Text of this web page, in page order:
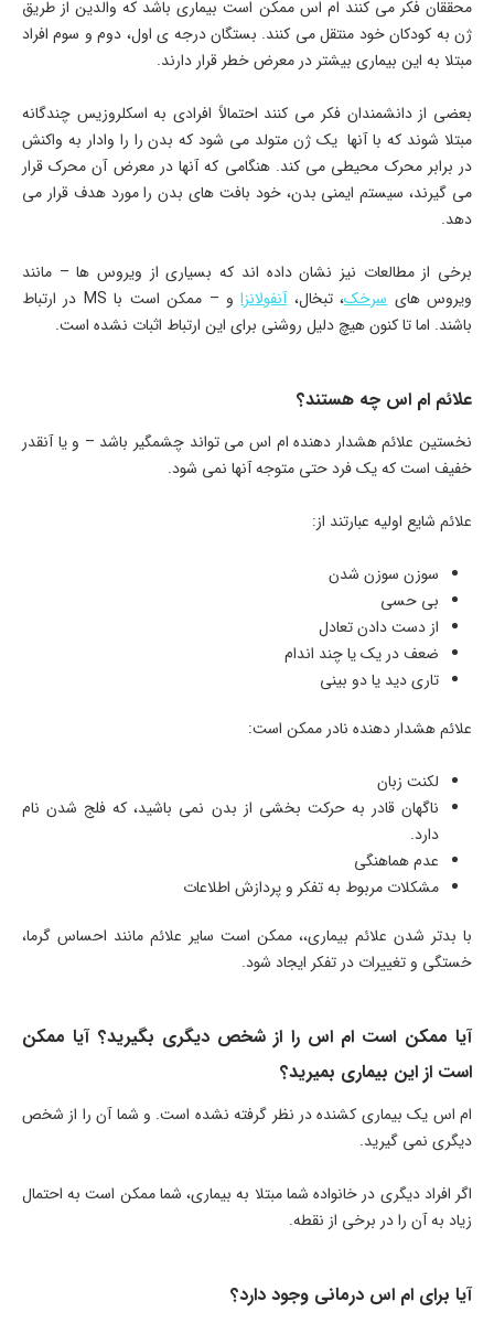
محققان فکر می کنند ام اس ممکن است بیماری باشد که والدین از طریق
ژن به کودکان خود منتقل می کنند. بستگان درجه ی اول، دوم و سوم افراد
مبتلا به این بیماری بیشتر در معرض خطر قرار دارند.
بعضی از دانشمندان فکر می کنند احتمالاً افرادی به اسکلروزیس چندگانه
مبتلا شوند که با آنها یک ژن متولد می شود که بدن را را وادار به واکنش
در برابر محرک محیطی می کند. هنگامی که آنها در معرض آن محرک قرار
می گیرند، سیستم ایمنی بدن، خود بافت های بدن را مورد هدف قرار می
دهد.
برخی از مطالعات نیز نشان داده اند که بسیاری از ویروس ها – مانند
ویروس هایسرخک، تبخال،آنفولانزا
و – ممکن است با MS در ارتباط
باشند. اما تا کنون هیچ دلیل روشنی برای این ارتباط اثبات نشده است.
علائم ام اس چه هستند؟
نخستین علائم هشدار دهنده ام اس می تواند چشمگیر باشد – و یا آنقدر
خفیف است که یک فرد حتی متوجه آنها نمی شود.
علائم شایع اولیه عبارتند از:
سوزن سوزن شدن
بی حسی
از دست دادن تعادل
ضعف در یک یا چند اندام
تاری دید یا دو بینی
علائم هشدار دهنده نادر ممکن است:
لکنت زبان
ناگهان قادر به حرکت بخشی از بدن نمی باشید، که فلج شدن نام
دارد.
عدم هماهنگی
مشکلات مربوط به تفکر و پردازش اطلاعات
با بدتر شدن علائم بیماری،، ممکن است سایر علائم مانند احساس گرما،
خستگی و تغییرات در تفکر ایجاد شود.
آیا ممکن است ام اس را از شخص دیگری بگیرید؟ آیا ممکن
است از این بیماری بمیرید؟
ام اس یک بیماری کشنده در نظر گرفته نشده است. و شما آن را از شخص
دیگری نمی گیرید.
اگر افراد دیگری در خانواده شما مبتلا به بیماری، شما ممکن است به احتمال
زیاد به آن را در برخی از نقطه.
آیا برای ام اس درمانی وجود دارد؟